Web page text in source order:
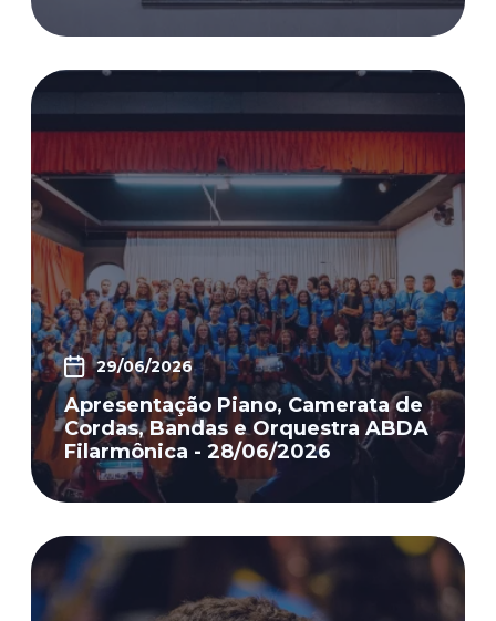
29/06/2026
Apresentação Piano, Camerata de
Cordas, Bandas e Orquestra ABDA
Filarmônica - 28/06/2026